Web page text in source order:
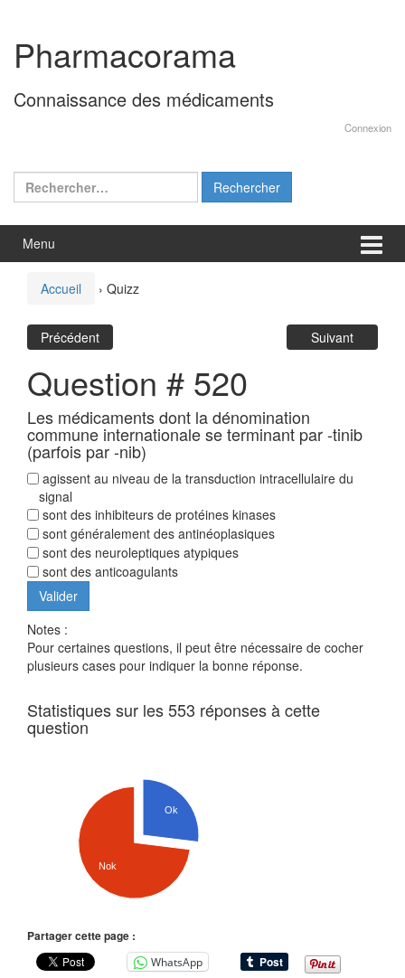
contenu
menu
principal
Pharmacorama
Connaissance des médicaments
Connexion
Rechercher :
Menu
Accueil › Quizz
Précédent Suivant
Question # 520
Les médicaments dont la dénomination
commune internationale se terminant par -tinib
(parfois par -nib)
agissent au niveau de la transduction intracellulaire du
signal
sont des inhibiteurs de protéines kinases
sont généralement des antinéoplasiques
sont des neuroleptiques atypiques
sont des anticoagulants
Notes :
Pour certaines questions, il peut être nécessaire de cocher
plusieurs cases pour indiquer la bonne réponse.
Statistiques sur les 553 réponses à cette
question
Ok
Nok
Partager cette page :
WhatsApp